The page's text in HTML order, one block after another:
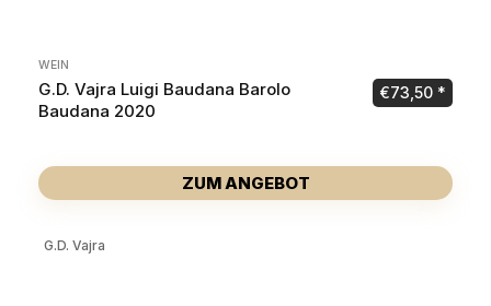
WEIN
G.D. Vajra Luigi Baudana Barolo
Baudana 2020
€73,50
ZUM ANGEBOT
G.D. Vajra